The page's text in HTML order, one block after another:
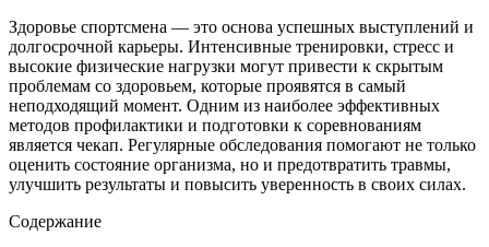
Здоровье спортсмена — это основа успешных выступлений и
долгосрочной карьеры. Интенсивные тренировки, стресс и
высокие физические нагрузки могут привести к скрытым
проблемам со здоровьем, которые проявятся в самый
неподходящий момент. Одним из наиболее эффективных
методов профилактики и подготовки к соревнованиям
является чекап. Регулярные обследования помогают не только
оценить состояние организма, но и предотвратить травмы,
улучшить результаты и повысить уверенность в своих силах.
Содержание